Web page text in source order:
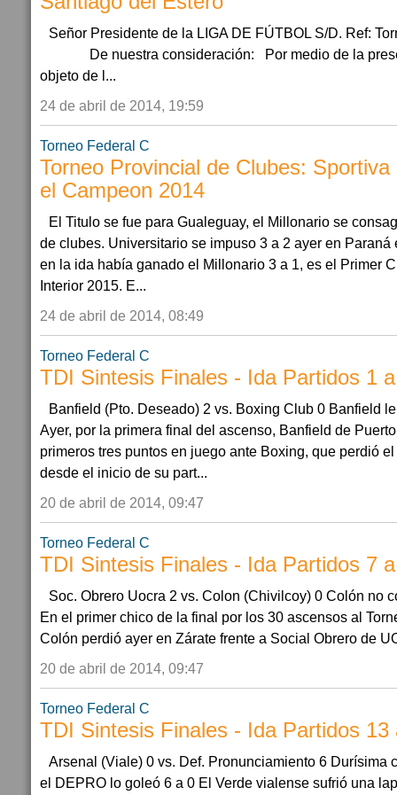
Señor Presidente de la LIGA DE FÚTBOL S/D. Ref:
De nuestra consideración: Por medio de la
objeto de l...
24 de abril de 2014, 19:59
Torneo Federal C
Torneo Provincial de Clubes:
el Campeon 2014
El Titulo se fue para Gualeguay, el Millonario se
de clubes. Universitario se impuso 3 a 2 ayer en Paraná
en la ida había ganado el Millonario 3 a 1, es el Primer
Interior 2015. E...
24 de abril de 2014, 08:49
Torneo Federal C
TDI Sintesis Finales - Ida Partidos 1
Banfield (Pto. Deseado) 2 vs. Boxing Club 0 Banfield
Ayer, por la primera final del ascenso, Banfield de
primeros tres puntos en juego ante Boxing, que perdió
desde el inicio de su part...
20 de abril de 2014, 09:47
Torneo Federal C
TDI Sintesis Finales - Ida Partidos 7
Soc. Obrero Uocra 2 vs. Colon (Chivilcoy) 0 Colón no
En el primer chico de la final por los 30 ascensos al
Colón perdió ayer en Zárate frente a Social Obrero de
20 de abril de 2014, 09:47
Torneo Federal C
TDI Sintesis Finales - Ida Partidos 13
Arsenal (Viale) 0 vs. Def. Pronunciamiento 6 Durísima
el DEPRO lo goleó 6 a 0 El Verde vialense sufrió una